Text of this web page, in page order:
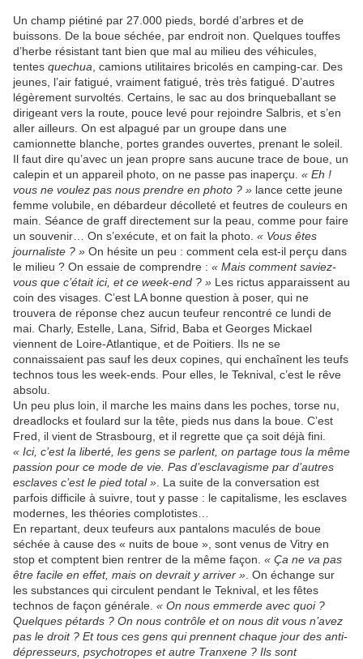
Un champ piétiné par 27.000 pieds, bordé d’arbres et de
buissons. De la boue séchée, par endroit non. Quelques touffes
d’herbe résistant tant bien que mal au milieu des véhicules,
tentes quechua , camions utilitaires bricolés en camping-car. Des
jeunes, l’air fatigué, vraiment fatigué, très très fatigué. D’autres
légèrement survoltés. Certains, le sac au dos brinqueballant se
dirigeant vers la route, pouce levé pour rejoindre Salbris, et s’en
aller ailleurs. On est alpagué par un groupe dans une
camionnette blanche, portes grandes ouvertes, prenant le soleil.
Il faut dire qu’avec un jean propre sans aucune trace de boue, un
calepin et un appareil photo, on ne passe pas inaperçu. « Eh !
vous ne voulez pas nous prendre en photo ? » lance cette jeune
femme volubile, en débardeur décolleté et feutres de couleurs en
main. Séance de graff directement sur la peau, comme pour faire
un souvenir… On s’exécute, et on fait la photo. « Vous êtes
journaliste ? » On hésite un peu : comment cela est-il perçu dans
le milieu ? On essaie de comprendre : « Mais comment saviez-
vous que c’était ici, et ce week-end ? » Les rictus apparaissent au
coin des visages. C’est LA bonne question à poser, qui ne
trouvera de réponse chez aucun teufeur rencontré ce lundi de
mai. Charly, Estelle, Lana, Sifrid, Baba et Georges Mickael
viennent de Loire-Atlantique, et de Poitiers. Ils ne se
connaissaient pas sauf les deux copines, qui enchaînent les teufs
technos tous les week-ends. Pour elles, le Teknival, c’est le rêve
absolu.
Un peu plus loin, il marche les mains dans les poches, torse nu,
dreadlocks et foulard sur la tête, pieds nus dans la boue. C’est
Fred, il vient de Strasbourg, et il regrette que ça soit déjà fini.
« Ici, c’est la liberté, les gens se parlent, on partage tous la même
passion pour ce mode de vie. Pas d’esclavagisme par d’autres
esclaves c’est le pied total » . La suite de la conversation est
parfois difficile à suivre, tout y passe : le capitalisme, les esclaves
modernes, les théories complotistes…
En repartant, deux teufeurs aux pantalons maculés de boue
séchée à cause des « nuits de boue », sont venus de Vitry en
stop et comptent bien rentrer de la même façon. « Ça ne va pas
être facile en effet, mais on devrait y arriver » . On échange sur
les substances qui circulent pendant le Teknival, et les fêtes
technos de façon générale. « On nous emmerde avec quoi ?
Quelques pétards ? On nous contrôle et on nous dit vous n’avez
pas le droit ? Et tous ces gens qui prennent chaque jour des anti-
dépresseurs, psychotropes et autre Tranxene ? Ils sont